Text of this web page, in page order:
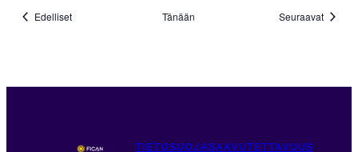
EdellisetTapahtumat Tänään Seuraavat
TIETOSUOJASAAVUTETTAVUUS